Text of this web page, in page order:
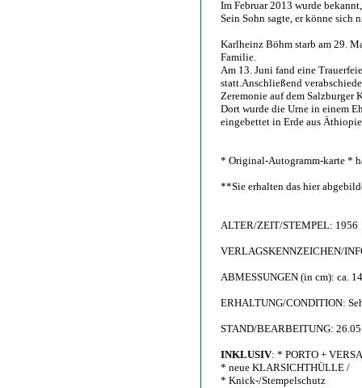
Im Februar 2013 wurde
Sein Sohn sagte, er könne sich
Karlheinz Böhm starb am 29.
Familie.
Am 13. Juni fand eine
statt.Anschließend
Zeremonie auf dem
Dort wurde die Urne in einem
eingebettet in Erde aus
* Original-Autogramm-karte *
**Sie erhalten das hier
ALTER/ZEIT/STEMPEL: 1956
VERLAGSKENNZEICHEN/
ABMESSUNGEN (in cm): ca.
ERHALTUNG/CONDITION:
STAND/BEARBEITUNG:
INKLUSIV: * PORTO +
* neue KLARSICHTHÜLLE /
* Knick-/Stempelschutz